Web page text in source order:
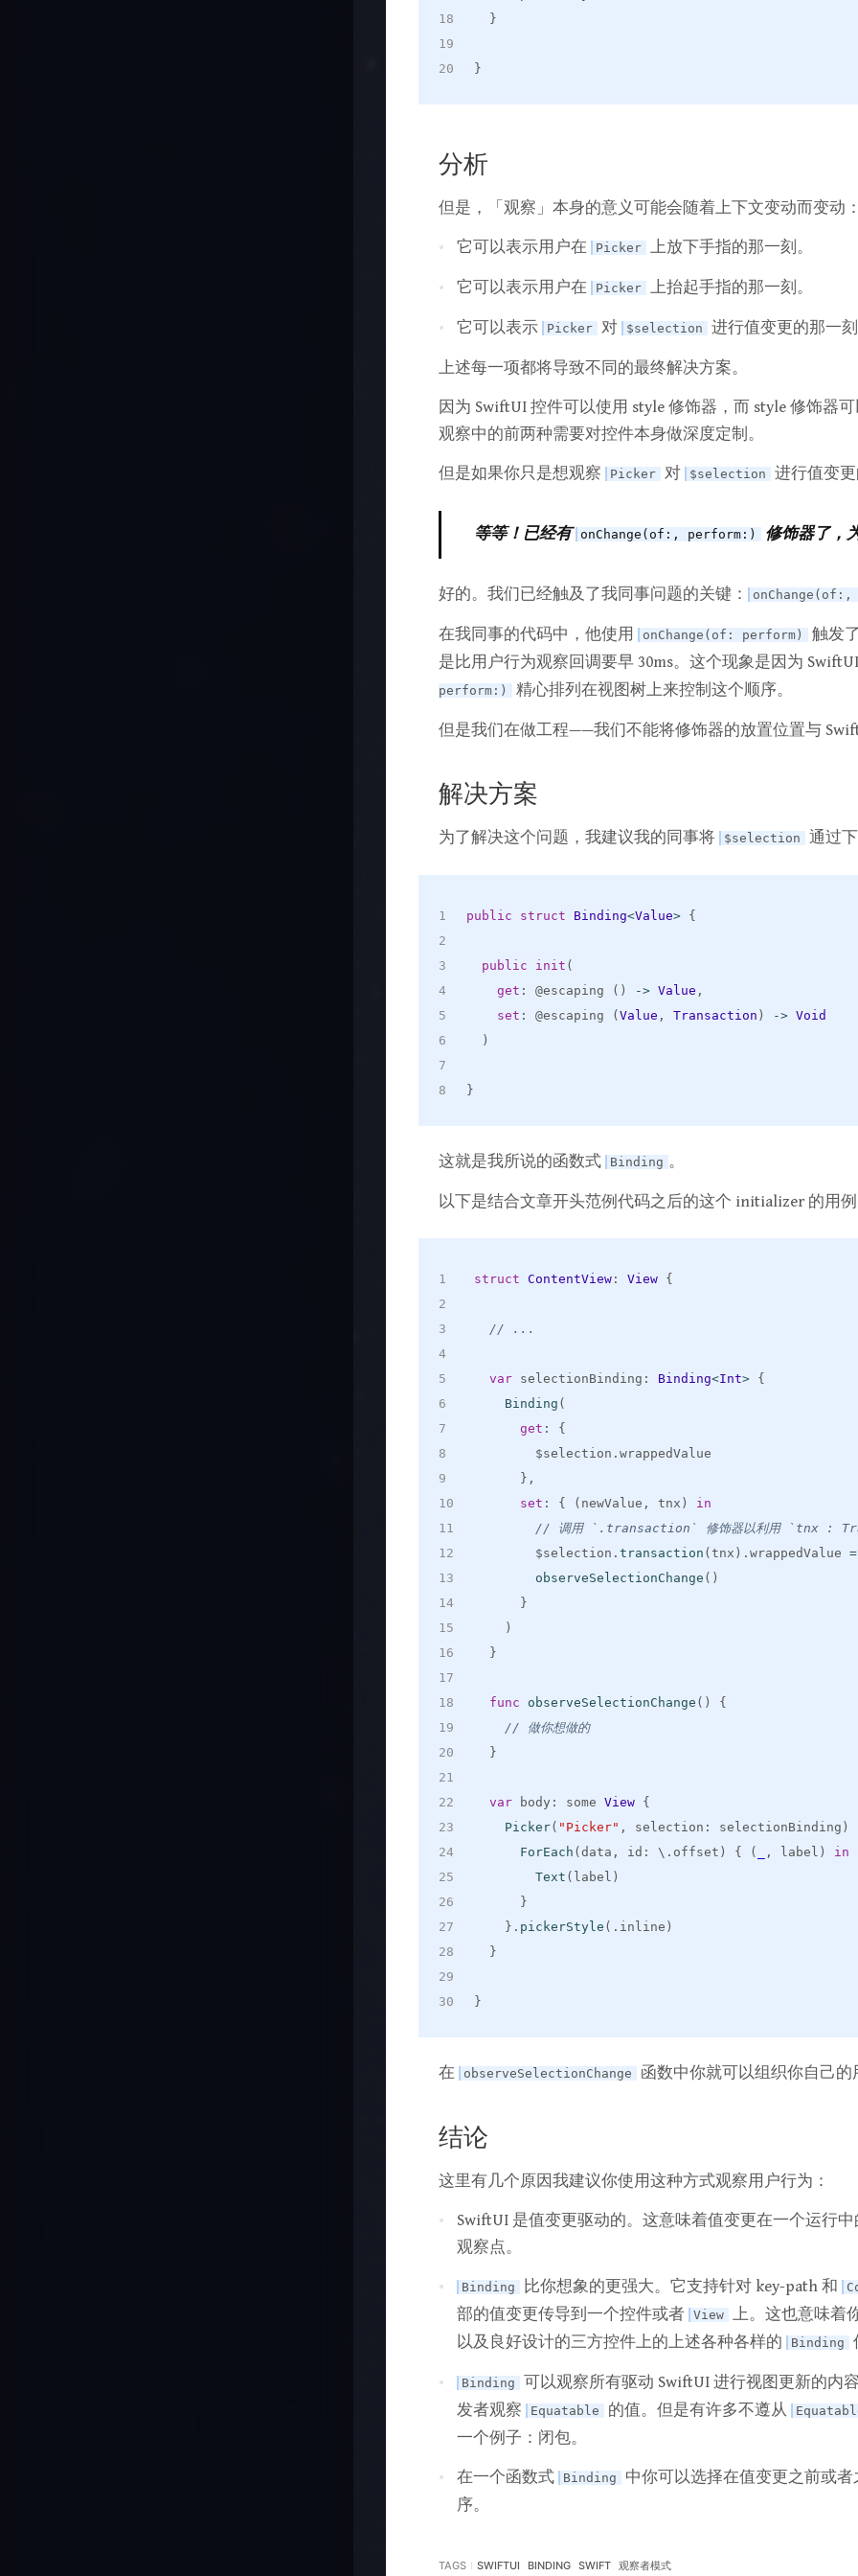
}
}
分析
但是，「观察」本身的意义可能会随着上下文变动而变动：
它可以表示用户在 Picker 上放下手指的那一刻。
它可以表示用户在 Picker 上抬起手指的那一刻。
它可以表示 Picker 对 $selection 进行值变更的那一刻
上述每一项都将导致不同的最终解决方案。
因为 SwiftUI 控件可以使用 style 修饰器，而 style 修饰器
观察中的前两种需要对控件本身做深度定制。
但是如果你只是想观察 Picker 对 $selection 进行值变
等等！已经有 onChange(of:, perform:) 修饰器了，
好的。我们已经触及了我同事问题的关键：
在我同事的代码中，他使用 onChange(of: perform)
触发
是比用户行为观察回调要早 30ms。这个现象是因为
perform:)
精心排列在视图树上来控制这个顺序。
但是我们在做工程——我们不能将修饰器的放置位置与
解决方案
为了解决这个问题，我建议我的同事将 $selection 通过
public struct Binding<Value> {
public init (
get : @escaping ( ) -> Value ,
set : @escaping (Value , Transaction ) -> Void
)
}
这就是我所说的函数式 Binding 。
以下是结合文章开头范例代码之后的这个 initializer 的用例
struct ContentView : View {
// ...
var selectionBinding : Binding<Int> {
Binding (
get :
{
        $selection
.wrappedValue
} ,
set : { ( newValue , tnx )
in
// 调用 `.transaction` 修饰器以利用 `tnx :
        $selection
.transaction (tnx ) .wrappedValue =
observeSelectionChange ( )
}
)
}
func observeSelectionChange ( )
{
// 做你想做的
}
var body : some View {
Picker( "Picker" , selection : selectionBinding )
ForEach (data , id : \ . offset ) { ( , label )
in
Text ( label )
}
} . pickerStyle ( . inline )
}
}
在 observeSelectionChange 函数中你就可以组织你自己的
结论
这里有几个原因我建议你使用这种方式观察用户行为：
SwiftUI 是值变更驱动的。这意味着值变更在一个运行
观察点。
Binding 比你想象的更强大。它支持针对 key-path 和
部的值变更传导到一个控件或者
View 上。这也意味着
以及良好设计的三方控件上的上述各种各样的
Binding
Binding 可以观察所有驱动 SwiftUI 进行视图更新的内
发者观察
Equatable 的值。但是有许多不遵从
一个例子：闭包。
在一个函数式 Binding
中你可以选择在值变更之前或
序。
TAGS SWIFTUI BINDING SWIFT 观察者模式